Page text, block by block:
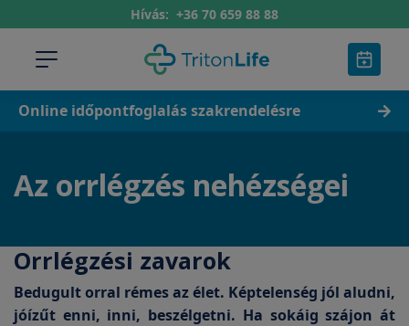
Hívás: +36 70 659 88 88
Online időpontfoglalás szakrendelésre
Az orrlégzés nehézségei
Orrlégzési zavarok
Bedugult orral rémes az élet. Képtelenség jól aludni,
jóízűt enni, inni, beszélgetni. Ha sokáig szájon át